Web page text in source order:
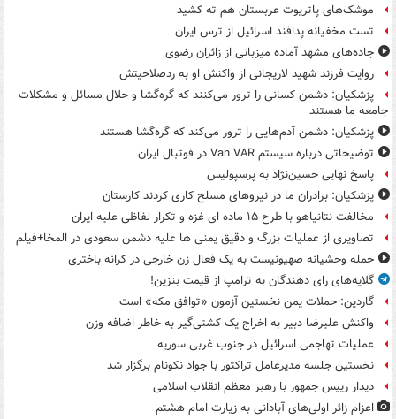
موشک‌های پاتریوت عربستان هم ته‌ کشید
تست مخفیانه پدافند اسرائیل از ترس ایران
جاده‌های مشهد آماده میزبانی از زائران رضوی
روایت فرزند شهید لاریجانی از واکنش او به ردصلاحیتش
پزشکیان: دشمن کسانی را ترور می‌کنند که گره‌گشا و حلال مسائل و مشکلات
جامعه ما هستند
پزشکیان: دشمن آدم‌هایی را ترور می‌کند که گره‌گشا هستند
توضیحاتی درباره سیستم Van VAR در فوتبال ایران
پاسخ نهایی حسین‌نژاد به پرسپولیس
پزشکیان: برادران ما در نیروهای مسلح کاری کردند کارستان
مخالفت نتانیاهو با طرح ۱۵ ماده ای غزه و تکرار لفاظی علیه ایران
تصاویری از عملیات بزرگ و دقیق یمنی ها علیه دشمن سعودی در المخا+فیلم
حمله وحشیانه صهیونیست به یک فعال زن خارجی در کرانه باختری
گلایه‌های رای دهندگان به ترامپ از قیمت بنزین!
گاردین: حملات یمن نخستین آزمون «توافق مکه» است
واکنش علیرضا دبیر به اخراج یک کشتی‌گیر به خاطر اضافه وزن
عملیات تهاجمی اسرائیل در جنوب غربی سوریه
نخستین جلسه مدیرعامل تراکتور با جواد نکونام برگزار شد
دیدار رییس جمهور با رهبر معظم انقلاب اسلامی
اعزام زائر اولی‌های آبادانی به زیارت امام هشتم